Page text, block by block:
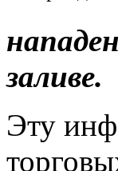
заливе.
Эту